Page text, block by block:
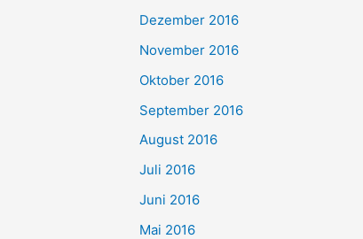
Dezember 2016
November 2016
Oktober 2016
September 2016
August 2016
Juli 2016
Juni 2016
Mai 2016